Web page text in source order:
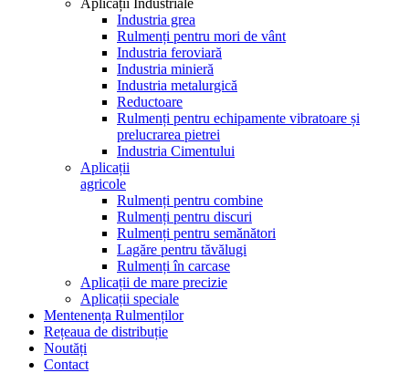
Aplicații Industriale
Industria grea
Rulmenți pentru mori de vânt
Industria feroviară
Industria minieră
Industria metalurgică
Reductoare
Rulmenți pentru echipamente vibratoare și
prelucrarea pietrei
Industria Cimentului
Aplicații
agricole
Rulmenți pentru combine
Rulmenți pentru discuri
Rulmenți pentru semănători
Lagăre pentru tăvălugi
Rulmenți în carcase
Aplicații de mare precizie
Aplicații speciale
Mentenența Rulmenților
Rețeaua de distribuție
Noutăți
Contact